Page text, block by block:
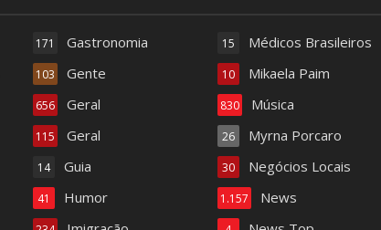
Gastronomia
171
Gente
103
Geral
656
Geral
115
Guia
14
Humor
41
Médicos Brasileiros
15
Mikaela Paim
10
Música
830
Myrna Porcaro
26
Negócios Locais
30
News
1.157